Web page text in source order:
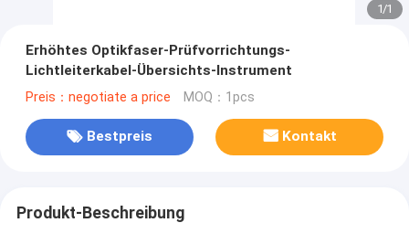
1/1
Erhöhtes Optikfaser-Prüfvorrichtungs-
Lichtleiterkabel-Übersichts-Instrument
Preis：negotiate a price MOQ：1pcs
Bestpreis Kontakt
Produkt-Beschreibung